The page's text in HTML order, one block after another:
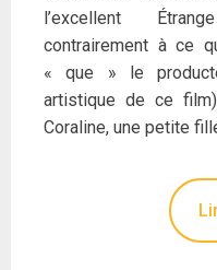
l’excellent
contrairement à ce
« que » le
artistique de ce
Coraline, une petite